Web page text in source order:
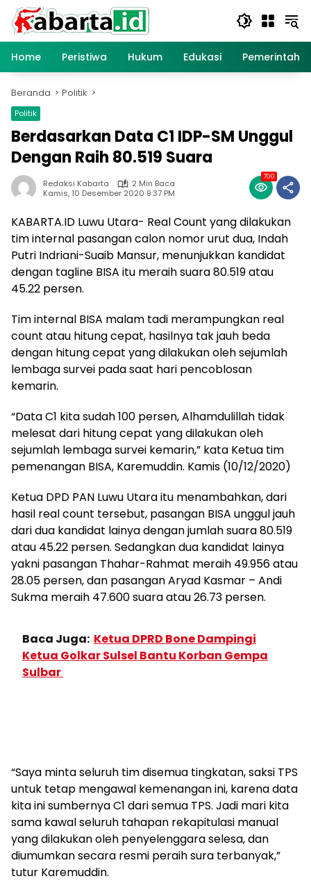
Langsung
konten
Home
Peristiwa Hukum Edukasi
Beranda Politik
Politik
Berdasarkan Data C1 IDP-SM Unggul
Dengan Raih 80.519 Suara
Redaksi Kabarta
2 Min Baca
Kamis, 10 Desember 2020 9:37 PM
700
KABARTA.ID Luwu Utara- Real Count yang dilakukan
tim internal pasangan calon nomor urut dua, Indah
Putri Indriani-Suaib Mansur, menunjukkan kandidat
dengan tagline BISA itu meraih suara 80.519 atau
45.22 persen.
Tim internal BISA malam tadi merampungkan real
count atau hitung cepat, hasilnya tak jauh beda
dengan hitung cepat yang dilakukan oleh sejumlah
lembaga survei pada saat hari pencoblosan
kemarin.
“Data C1 kita sudah 100 persen, Alhamdulillah tidak
melesat dari hitung cepat yang dilakukan oleh
sejumlah lembaga survei kemarin,” kata Ketua tim
pemenangan BISA, Karemuddin. Kamis (10/12/2020)
Ketua DPD PAN Luwu Utara itu menambahkan, dari
hasil real count tersebut, pasangan BISA unggul jauh
dari dua kandidat lainya dengan jumlah suara 80.519
atau 45.22 persen. Sedangkan dua kandidat lainya
yakni pasangan Thahar-Rahmat meraih 49.956 atau
28.05 persen, dan pasangan Aryad Kasmar – Andi
Sukma meraih 47.600 suara atau 26.73 persen.
Baca Juga: Ketua DPRD Bone Dampingi
Ketua Golkar Sulsel Bantu Korban Gempa
Sulbar
“Saya minta seluruh tim disemua tingkatan, saksi TPS
untuk tetap mengawal kemenangan ini, karena data
kita ini sumbernya C1 dari semua TPS. Jadi mari kita
sama kawal seluruh tahapan rekapitulasi manual
yang dilakukan oleh penyelenggara selesa, dan
diumumkan secara resmi peraih sura terbanyak,”
tutur Karemuddin.